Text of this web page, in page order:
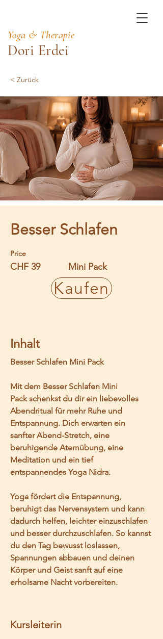
Dori Erdei
Yoga & Therapie
< Zurück
Besser Schlafen
Price
CHF 39 Mini Pack
Kaufen
Inhalt
Besser Schlafen Mini Pack
Mit dem Besser Schlafen Mini
Pack schenkst du dir ein liebevolles
Abendritual für mehr Ruhe und
Entspannung. Dich erwarten ein
sanfter Abend-Stretch, eine
beruhigende Atemübung, eine
Meditation und ein tief
entspannendes Yoga Nidra.
Yoga fördert die Entspannung,
beruhigt das Nervensystem und kann
dadurch helfen, leichter einzuschlafen
und besser durchzuschlafen. So kannst
du den Tag bewusst loslassen,
Spannungen abbauen und deinen
Körper und Geist sanft auf eine
erholsame Nacht vorbereiten.
Kursleiterin